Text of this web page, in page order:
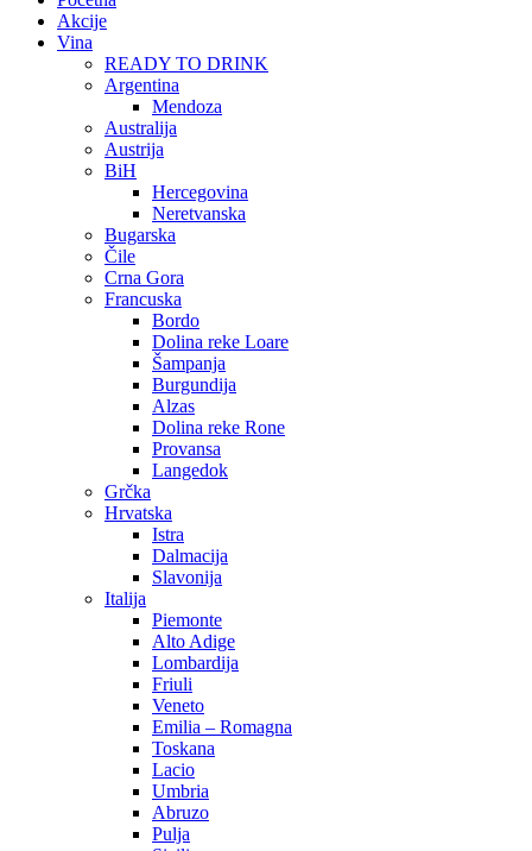
Akcije
Vina
READY TO DRINK
Argentina
Mendoza
Australija
Austrija
BiH
Hercegovina
Neretvanska
Bugarska
Čile
Crna Gora
Francuska
Bordo
Dolina reke Loare
Šampanja
Burgundija
Alzas
Dolina reke Rone
Provansa
Langedok
Grčka
Hrvatska
Istra
Dalmacija
Slavonija
Italija
Piemonte
Alto Adige
Lombardija
Friuli
Veneto
Emilia – Romagna
Toskana
Lacio
Umbria
Abruzo
Pulja